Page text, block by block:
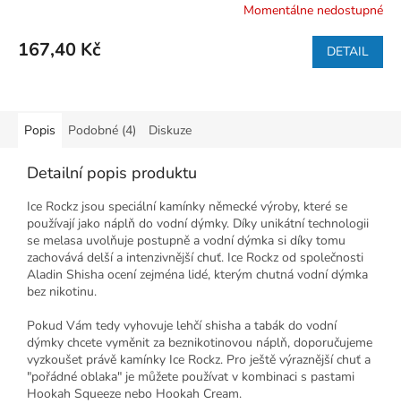
Momentálne nedostupné
167,40 Kč DETAIL
Popis Podobné (4) Diskuze
Detailní popis produktu
Ice Rockz jsou speciální kamínky německé výroby, které se
používají jako náplň do vodní dýmky. Díky unikátní technologii
se melasa uvolňuje postupně a vodní dýmka si díky tomu
zachovává delší a intenzivnější chuť. Ice Rockz od společnosti
Aladin Shisha ocení zejména lidé, kterým chutná vodní dýmka
bez nikotinu.
Pokud Vám tedy vyhovuje lehčí shisha a tabák do vodní
dýmky chcete vyměnit za beznikotinovou náplň, doporučujeme
vyzkoušet právě kamínky Ice Rockz. Pro ještě výraznější chuť a
"pořádné oblaka" je můžete používat v kombinaci s pastami
Hookah Squeeze nebo Hookah Cream.